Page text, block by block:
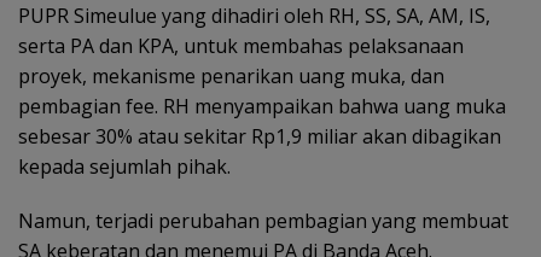
PUPR Simeulue yang dihadiri oleh RH, SS, SA, AM, IS,
serta PA dan KPA, untuk membahas pelaksanaan
proyek, mekanisme penarikan uang muka, dan
pembagian fee. RH menyampaikan bahwa uang muka
sebesar 30% atau sekitar Rp1,9 miliar akan dibagikan
kepada sejumlah pihak.
Namun, terjadi perubahan pembagian yang membuat
SA keberatan dan menemui PA di Banda Aceh.